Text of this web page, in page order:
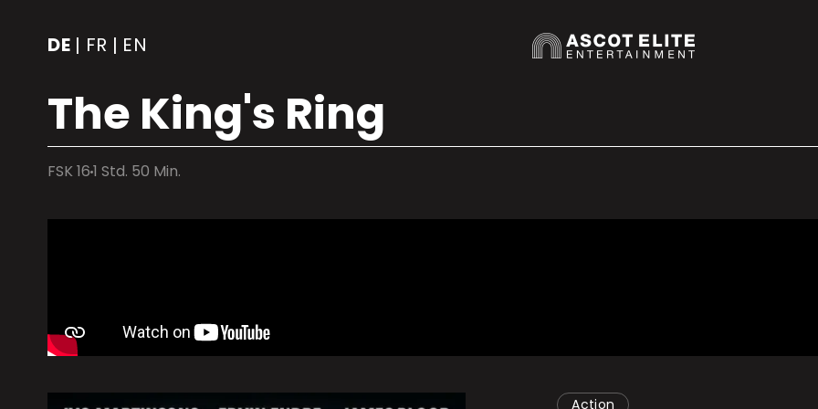
DE | FR | EN
The King's Ring
FSK 161 Std. 50 Min.
Action